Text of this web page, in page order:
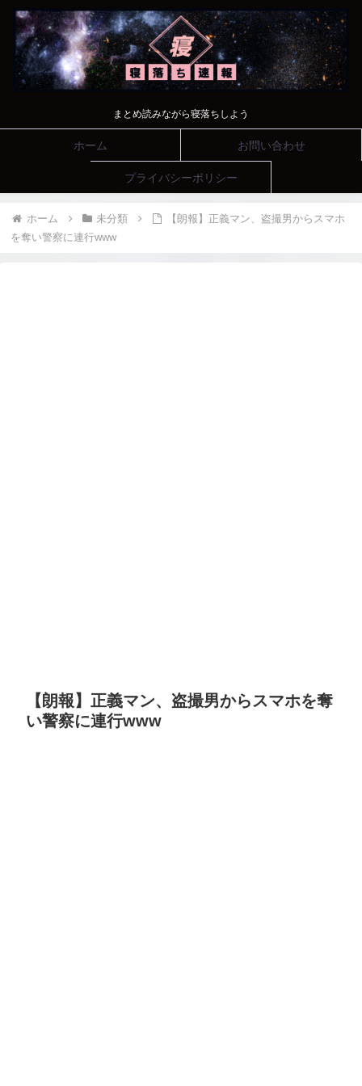
まとめ読みながら寝落ちしよう
ホーム お問い合わせ
プライバシーポリシー
ホーム 未分類
【朗報】正義マン、盗撮男からスマホ
を奪い警察に連行www
【朗報】正義マン、盗撮男からスマホを奪
い警察に連行www